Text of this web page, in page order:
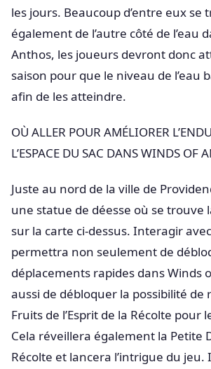
les jours. Beaucoup d’entre eux se
également de l’autre côté de l’eau
Anthos, les joueurs devront donc
saison pour que le niveau de l’eau
afin de les atteindre.
OÙ ALLER POUR AMÉLIORER
L’ESPACE DU SAC DANS WINDS OF
Juste au nord de la ville de
une statue de déesse où se trouve
sur la carte ci-dessus. Interagir
permettra non seulement de
déplacements rapides dans Winds
aussi de débloquer la possibilité de
Fruits de l’Esprit de la Récolte pour
Cela réveillera également la Petite
Récolte et lancera l’intrigue du jeu.